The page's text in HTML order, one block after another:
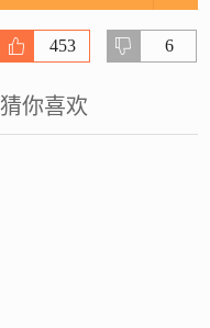
453 6
猜你喜欢